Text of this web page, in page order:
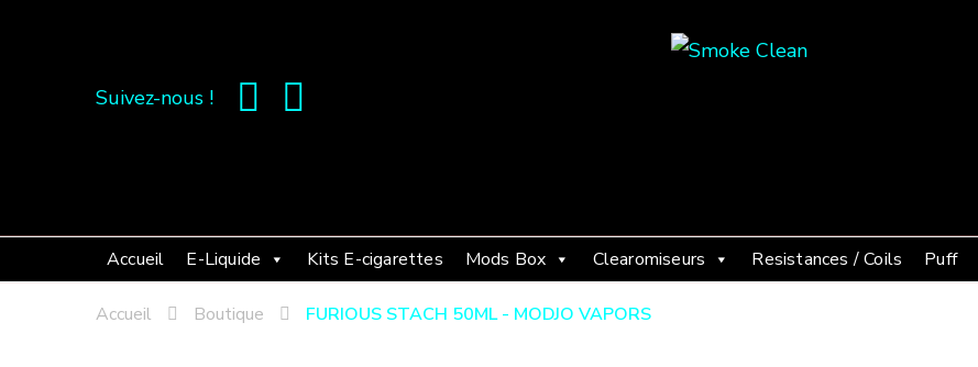
Suivez-nous !
Accueil E-Liquide Kits E-cigarettes Mods Box Clearomiseurs Resistances / Coils Puff
Accueil Boutique FURIOUS STACH 50ML - MODJO VAPORS